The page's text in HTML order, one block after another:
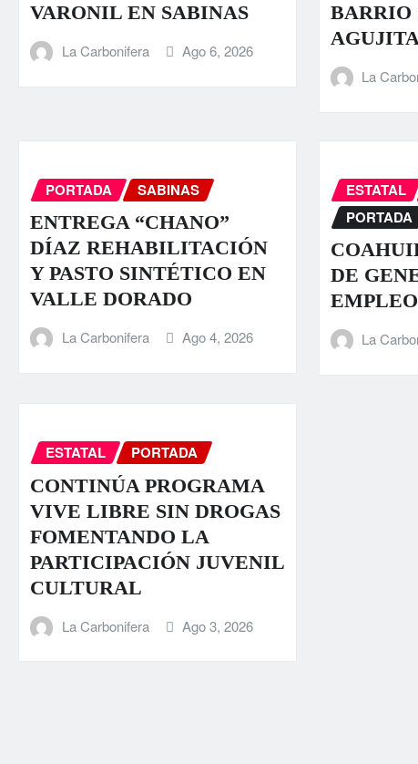
VARONIL EN SABINAS
La Carbonifera Ago 6, 2026
BARRIO
La
PORTADA SABINAS
ENTREGA “CHANO”
DÍAZ REHABILITACIÓN
Y PASTO SINTÉTICO EN
VALLE DORADO
La Carbonifera Ago 4, 2026
ESTATAL
PORTADA
DE
EMPLEO
La
ESTATAL PORTADA
CONTINÚA PROGRAMA
VIVE LIBRE SIN DROGAS
FOMENTANDO LA
PARTICIPACIÓN JUVENIL
CULTURAL
La Carbonifera Ago 3, 2026